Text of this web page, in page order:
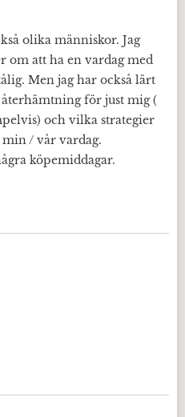
olika människor. Jag
om att ha en vardag med
Men jag har också lärt
för just mig (
och vilka strategier
/ vår vardag.
köpemiddagar.